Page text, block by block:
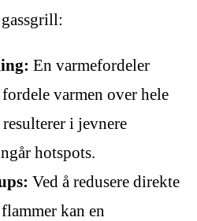
En varmefordeler
varmen over hele
i jevnere
hotspots.
Ved å redusere direkte
kan en